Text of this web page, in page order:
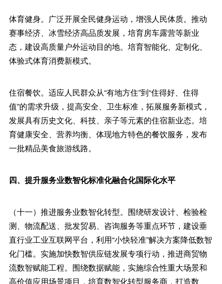
体育健身。广泛开展全民健身运动，增强人民体质。推动
赛事经济、冰雪经济高品质发展，培育房车露营等新业
态，建设高质量户外运动目的地。培育智能化、定制化、
体验式体育消费新模式。
住宿餐饮。适应人民群众从“有地方住”到“住得好、住得
值”的需求升级，提高安全、卫生标准，拓展服务新模式，
发展具有历史文化、科技、亲子等元素的住宿新业态。培
育健康安全、营养均衡、体现地方特色的餐饮服务，发布
一批精品美食旅游线路。
四、提升服务业数智化标准化融合化国际化水平
（十一）推进服务业数智化转型。围绕研发设计、检验检
测、物流配送、批发贸易、咨询服务等重点环节，建设垂
直行业工业互联网平台，利用“小快轻准”解决方案降低数智
化门槛。实施加快数智供应链发展专项行动，推进商贸物
流数智赋能工程。围绕数据赋能，实施综合性重大场景和
高价值应用场景项目，培育数智化转型服务商，打造数